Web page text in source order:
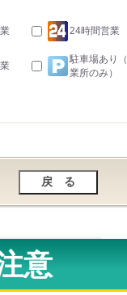
24時間営業
駐車場あり
業所のみ）
意